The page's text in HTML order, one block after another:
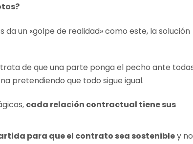
un «golpe de realidad» como este, la solución
trata de que una parte ponga el pecho ante
pretendiendo que todo sigue igual.
cada relación contractual tiene sus
para que el contrato sea sostenibley no